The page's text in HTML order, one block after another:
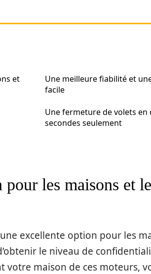
et
Une meilleure fiabilité et
facile
Une fermeture de volets en
secondes seulement
les maisons et
excellente option pour les
le niveau de
votre maison de ces moteurs,